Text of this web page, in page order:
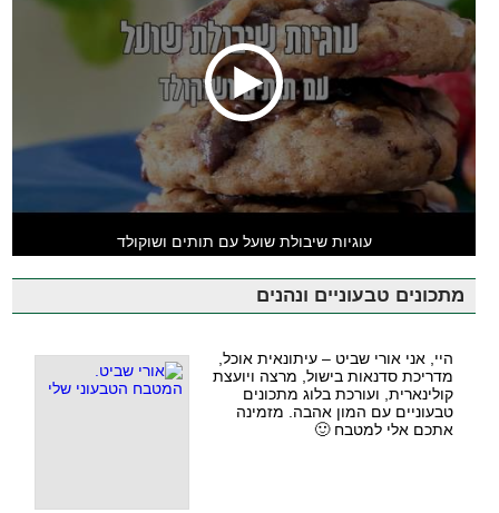
עוגיות שיבולת שועל עם תותים ושוקולד
מתכונים טבעוניים ונהנים
היי, אני אורי שביט – עיתונאית אוכל,
מדריכת סדנאות בישול, מרצה ויועצת
קולינארית, ועורכת בלוג מתכונים
טבעוניים עם המון אהבה. מזמינה
אתכם אלי למטבח 🙂